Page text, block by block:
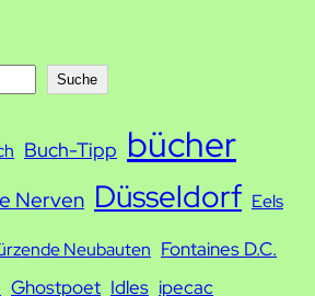
Suche
Buch-Tipp bücher
Nerven Düsseldorf Eels
Neubauten Fontaines D.C.
Ghostpoet Idles ipecac